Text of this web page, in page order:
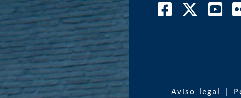
Aviso legal